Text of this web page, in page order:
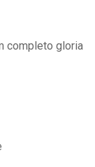
completo gloria